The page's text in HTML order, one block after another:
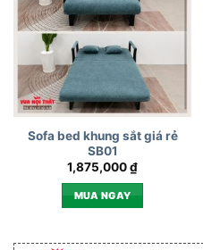
Sofa bed khung sắt giá rẻ
SB01
1,875,000₫
MUA NGAY